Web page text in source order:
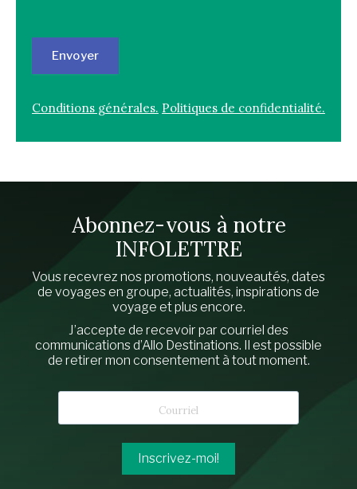
Envoyer
Conditions générales. Politiques de confidentialité.
Abonnez-vous à notre
INFOLETTRE
Vous recevrez nos promotions, nouveautés, dates
de voyages en groupe, actualités, inspirations de
voyage et plus encore.
J’accepte de recevoir par courriel des
communications d’Allo Destinations. Il est possible
de retirer mon consentement à tout moment.
Inscrivez-moi!